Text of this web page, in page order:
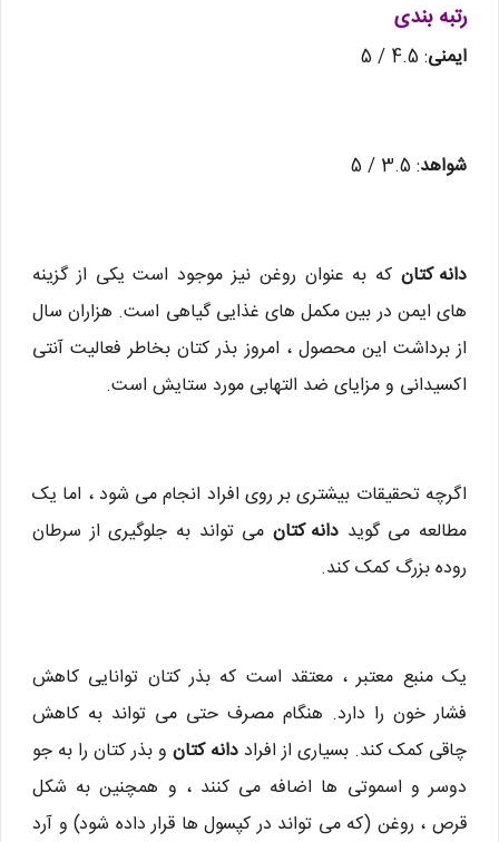
رتبه بندی
ایمنی: 4.5 / 5
شواهد: 3.5 / 5
دانه کتان که به عنوان روغن نیز موجود است یکی از گزینه
های ایمن در بین مکمل های غذایی گیاهی است. هزاران سال
از برداشت این محصول ، امروز بذر کتان بخاطر فعالیت آنتی
اکسیدانی و مزایای ضد التهابی مورد ستایش است.
اگرچه تحقیقات بیشتری بر روی افراد انجام می شود ، اما یک
مطالعه می گوید دانه کتان می تواند به جلوگیری از سرطان
روده بزرگ کمک کند.
یک منبع معتبر ، معتقد است که بذر کتان توانایی کاهش
فشار خون را دارد. هنگام مصرف حتی می تواند به کاهش
چاقی کمک کند. بسیاری از افراددانه کتان و بذر کتان را به جو
دوسر و اسموتی ها اضافه می کنند ، و همچنین به شکل
قرص ، روغن (که می تواند در کپسول ها قرار داده شود) و آرد